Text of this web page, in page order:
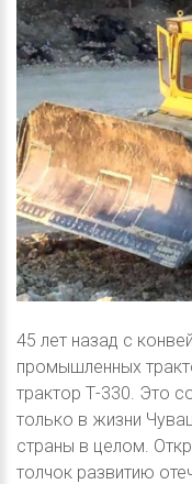
45 лет назад с
промышленных
трактор Т-330. Это
только в жизни
страны в целом.
толчок развитию